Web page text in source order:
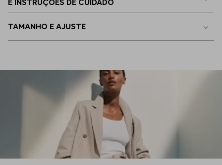
E INSTRUÇÕES DE CUIDADO
TAMANHO E AJUSTE